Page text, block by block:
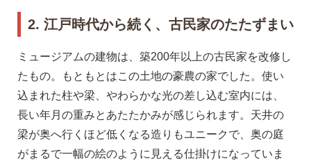
2. 江戸時代から続く、古民家のたたずまい
ミュージアムの建物は、築200年以上の古民家を改修し
たもの。もともとはこの土地の豪農の家でした。使い
込まれた柱や梁、やわらかな光の差し込む室内には、
長い年月の重みとあたたかみが感じられます。天井の
梁が奥へ行くほど低くなる造りもユニークで、奥の庭
がまるで一幅の絵のように見える仕掛けになっていま